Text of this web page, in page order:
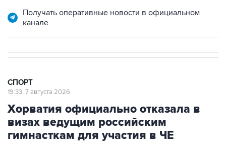
Получать оперативные новости в официальном
канале
СПОРТ
19:33, 7 августа 2026
Хорватия официально отказала в
визах ведущим российским
гимнасткам для участия в ЧЕ